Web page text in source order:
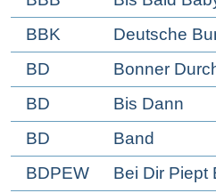
BBK
Deutsche
BD
Bonner
BD
Bis Dann
BD
Band
BDPEW
Bei Dir Piept